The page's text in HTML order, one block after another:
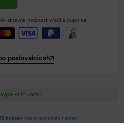
14-dnevna možnost vračila kupnine
poslovalnicah
a in kartic.​
kupcev nas priporočajo naprej!